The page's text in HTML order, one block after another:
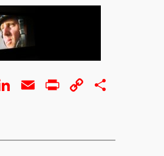
LinkedIn
EmailPrintCopy